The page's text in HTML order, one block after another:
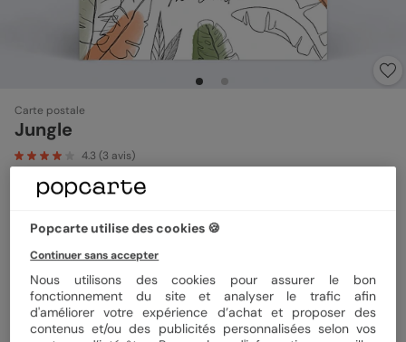
Carte postale
Jungle
4.3 (3 avis)
Papier Papier Satiné pelliculé
Popcarte utilise des cookies 🍪
Continuer sans accepter
Nous utilisons des cookies pour assurer le bon
fonctionnement du site et analyser le trafic afin
d'améliorer votre expérience d’achat et proposer des
contenus et/ou des publicités personnalisées selon vos